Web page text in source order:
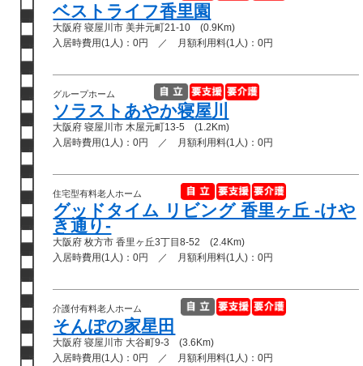
ベストライフ香里園
大阪府 寝屋川市 美井元町21-10 (0.9Km)
入居時費用(1人)：0円 ／ 月額利用料(1人)：0円
グループホーム
ソラストあやか寝屋川
大阪府 寝屋川市 木屋元町13-5 (1.2Km)
入居時費用(1人)：0円 ／ 月額利用料(1人)：0円
住宅型有料老人ホーム
グッドタイム リビング 香里ヶ丘 -けや
き通り-
大阪府 枚方市 香里ヶ丘3丁目8-52 (2.4Km)
入居時費用(1人)：0円 ／ 月額利用料(1人)：0円
介護付有料老人ホーム
そんぽの家星田
大阪府 寝屋川市 大谷町9-3 (3.6Km)
入居時費用(1人)：0円 ／ 月額利用料(1人)：0円